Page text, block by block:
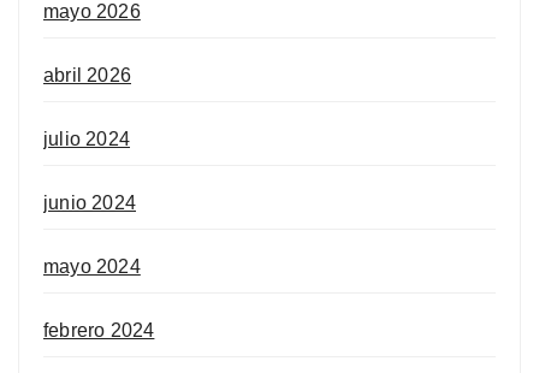
mayo 2026
abril 2026
julio 2024
junio 2024
mayo 2024
febrero 2024